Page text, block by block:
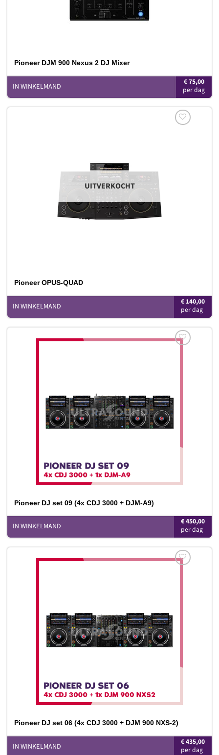
Pioneer DJM 900 Nexus 2 DJ Mixer
€75,00
IN WINKELMAND
UITVERKOCHT
Pioneer OPUS-QUAD
€ 140,00
IN WINKELMAND
Pioneer DJ set 09 (4x CDJ 3000 + DJM-A9)
€450,00
IN WINKELMAND
Pioneer DJ set 06 (4x CDJ 3000 + DJM 900 NXS-2)
€435,00
IN WINKELMAND